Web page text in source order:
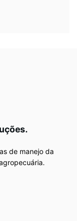
de manejo da